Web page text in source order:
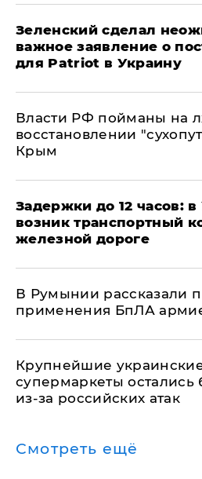
Зеленский сделал
важное заявление о
для Patriot в Украину
Власти РФ пойманы на
восстановлении
Крым
Задержки до 12 часов:
возник транспортный
железной дороге
В Румынии рассказали
применения БпЛА
Крупнейшие
супермаркеты остались
из-за российских атак
Смотреть ещё